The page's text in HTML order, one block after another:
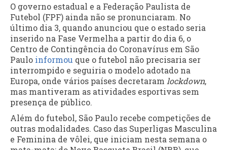
O governo estadual e a Federação Paulista de
Futebol (FPF) ainda não se pronunciaram. No
último dia 3, quando anunciou que o estado seria
inserido na Fase Vermelha a partir do dia 6, o
Centro de Contingência do Coronavírus em São
Paulo informou que o futebol não precisaria ser
interrompido e seguiria o modelo adotado na
Europa, onde vários países decretaram lockdown,
mas mantiveram as atividades esportivas sem
presença de público.
Além do futebol, São Paulo recebe competições de
outras modalidades. Caso das Superligas Masculina
e Feminina de vôlei, que iniciam nesta semana o